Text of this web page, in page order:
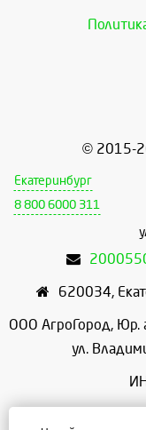
© 2015-
Екатеринбург
8 800 6000 311
620034,
ООО АгроГород, Юр.
ул.